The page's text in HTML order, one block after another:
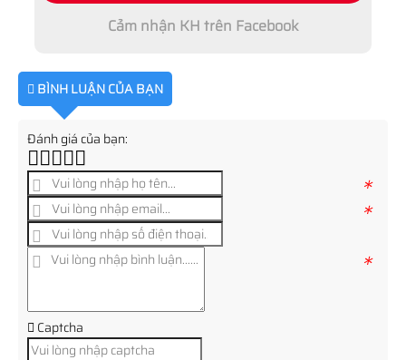
Cảm nhận KH trên Facebook
BÌNH LUẬN CỦA BẠN
Đánh giá của bạn:
*
*
*
Captcha